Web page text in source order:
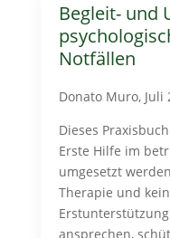
Begleit- und
Notfällen
Donato Muro, Juli
Dieses
Erste Hilfe im
umgesetzt
Therapie und
ansprechen,